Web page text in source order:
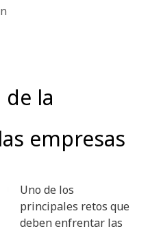
la
empresas
Uno de los
principales retos que
deben enfrentar las